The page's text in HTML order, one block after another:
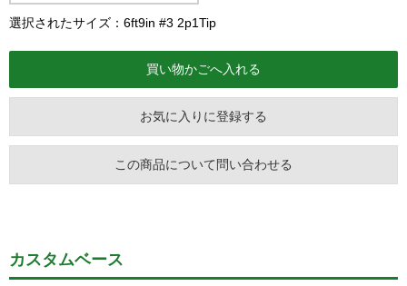
選択されたサイズ：6ft9in #3 2p1Tip
お気に入りに登録する
この商品について問い合わせる
カスタムベース